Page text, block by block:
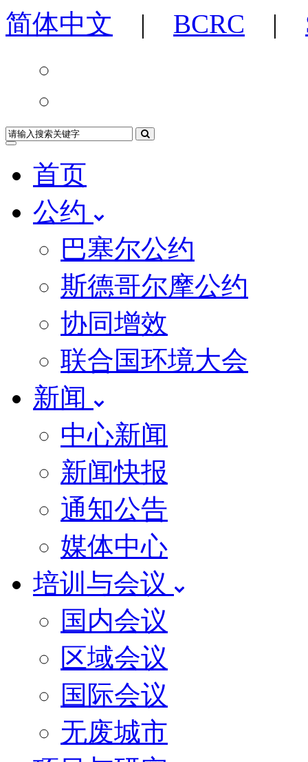
简体中文 | BCRC |
首页
公约
巴塞尔公约
斯德哥尔摩公约
协同增效
联合国环境大会
新闻
中心新闻
新闻快报
通知公告
媒体中心
培训与会议
国内会议
区域会议
国际会议
无废城市